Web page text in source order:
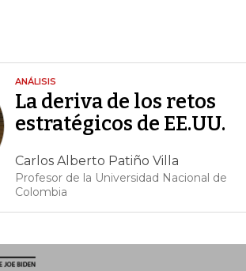
ANÁLISIS
La deriva de los retos
estratégicos de EE.UU.
Carlos Alberto Patiño Villa
Profesor de la Universidad Nacional de
Colombia